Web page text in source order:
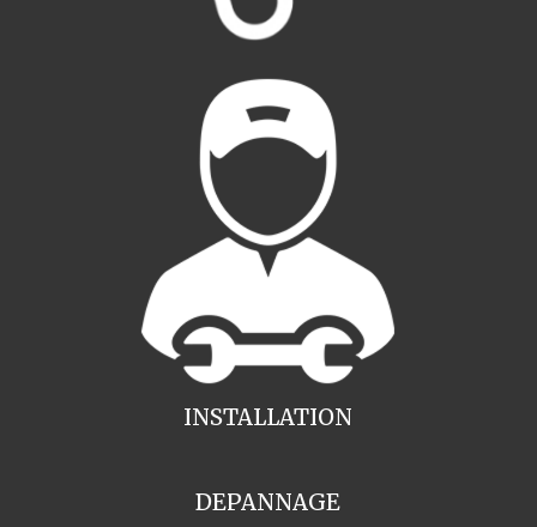
INSTALLATION
DEPANNAGE